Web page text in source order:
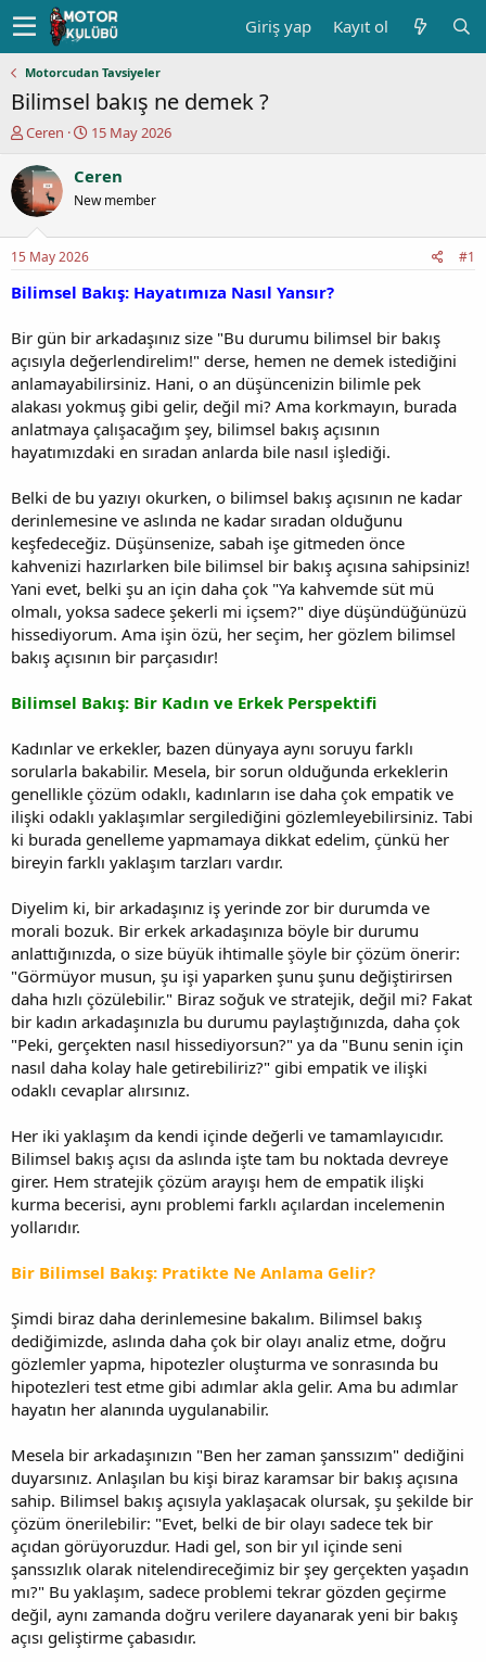
Giriş yap Kayıt ol
Motorcudan Tavsiyeler
Bilimsel bakış ne demek ?
K
n
u
y
b
a
ş
t
a
n
Ceren
B
ş
a
ç
i
h
i
15 May 2026
Ceren
New member
15 May 2026 #1
Bilimsel Bakış: Hayatımıza Nasıl Yansır?
Bir gün bir arkadaşınız size "Bu durumu bilimsel bir bakış
açısıyla değerlendirelim!" derse, hemen ne demek istediğini
anlamayabilirsiniz. Hani, o an düşüncenizin bilimle pek
alakası yokmuş gibi gelir, değil mi? Ama korkmayın, burada
anlatmaya çalışacağım şey, bilimsel bakış açısının
hayatımızdaki en sıradan anlarda bile nasıl işlediği.
Belki de bu yazıyı okurken, o bilimsel bakış açısının ne kadar
derinlemesine ve aslında ne kadar sıradan olduğunu
keşfedeceğiz. Düşünsenize, sabah işe gitmeden önce
kahvenizi hazırlarken bile bilimsel bir bakış açısına sahipsiniz!
Yani evet, belki şu an için daha çok "Ya kahvemde süt mü
olmalı, yoksa sadece şekerli mi içsem?" diye düşündüğünüzü
hissediyorum. Ama işin özü, her seçim, her gözlem bilimsel
bakış açısının bir parçasıdır!
Bilimsel Bakış: Bir Kadın ve Erkek Perspektifi
Kadınlar ve erkekler, bazen dünyaya aynı soruyu farklı
sorularla bakabilir. Mesela, bir sorun olduğunda erkeklerin
genellikle çözüm odaklı, kadınların ise daha çok empatik ve
ilişki odaklı yaklaşımlar sergilediğini gözlemleyebilirsiniz. Tabi
ki burada genelleme yapmamaya dikkat edelim, çünkü her
bireyin farklı yaklaşım tarzları vardır.
Diyelim ki, bir arkadaşınız iş yerinde zor bir durumda ve
morali bozuk. Bir erkek arkadaşınıza böyle bir durumu
anlattığınızda, o size büyük ihtimalle şöyle bir çözüm önerir:
"Görmüyor musun, şu işi yaparken şunu şunu değiştirirsen
daha hızlı çözülebilir." Biraz soğuk ve stratejik, değil mi? Fakat
bir kadın arkadaşınızla bu durumu paylaştığınızda, daha çok
"Peki, gerçekten nasıl hissediyorsun?" ya da "Bunu senin için
nasıl daha kolay hale getirebiliriz?" gibi empatik ve ilişki
odaklı cevaplar alırsınız.
Her iki yaklaşım da kendi içinde değerli ve tamamlayıcıdır.
Bilimsel bakış açısı da aslında işte tam bu noktada devreye
girer. Hem stratejik çözüm arayışı hem de empatik ilişki
kurma becerisi, aynı problemi farklı açılardan incelemenin
yollarıdır.
Bir Bilimsel Bakış: Pratikte Ne Anlama Gelir?
Şimdi biraz daha derinlemesine bakalım. Bilimsel bakış
dediğimizde, aslında daha çok bir olayı analiz etme, doğru
gözlemler yapma, hipotezler oluşturma ve sonrasında bu
hipotezleri test etme gibi adımlar akla gelir. Ama bu adımlar
hayatın her alanında uygulanabilir.
Mesela bir arkadaşınızın "Ben her zaman şanssızım" dediğini
duyarsınız. Anlaşılan bu kişi biraz karamsar bir bakış açısına
sahip. Bilimsel bakış açısıyla yaklaşacak olursak, şu şekilde bir
çözüm önerilebilir: "Evet, belki de bir olayı sadece tek bir
açıdan görüyoruzdur. Hadi gel, son bir yıl içinde seni
şanssızlık olarak nitelendireceğimiz bir şey gerçekten yaşadın
mı?" Bu yaklaşım, sadece problemi tekrar gözden geçirme
değil, aynı zamanda doğru verilere dayanarak yeni bir bakış
açısı geliştirme çabasıdır.